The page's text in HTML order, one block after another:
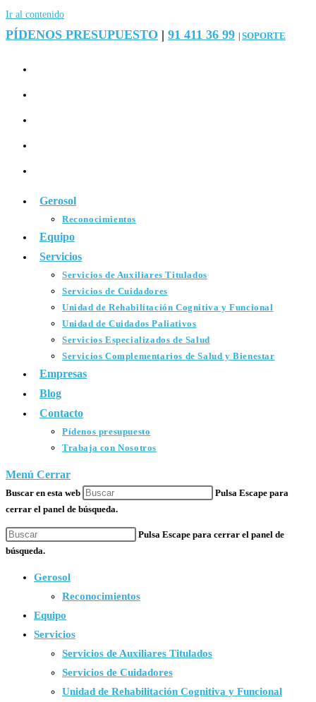
Ir al contenido
PÍDENOS PRESUPUESTO | 91 411 36 99 SOPORTE
Gerosol
Reconocimientos
Equipo
Servicios
Servicios de Auxiliares Titulados
Servicios de Cuidadores
Unidad de Rehabilitación Cognitiva y Funcional
Unidad de Cuidados Paliativos
Servicios Especializados de Salud
Servicios Complementarios de Salud y Bienestar
Empresas
Blog
Contacto
Pídenos presupuesto
Trabaja con Nosotros
Menú Cerrar
Buscar en esta web
Pulsa Escape para
cerrar el panel de búsqueda.
Pulsa Escape para cerrar el panel de
búsqueda.
Gerosol
Reconocimientos
Equipo
Servicios
Servicios de Auxiliares Titulados
Servicios de Cuidadores
Unidad de Rehabilitación Cognitiva y Funcional